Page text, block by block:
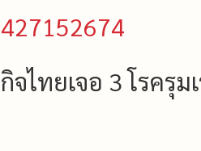
จไทยเจอ 3 โรครุ